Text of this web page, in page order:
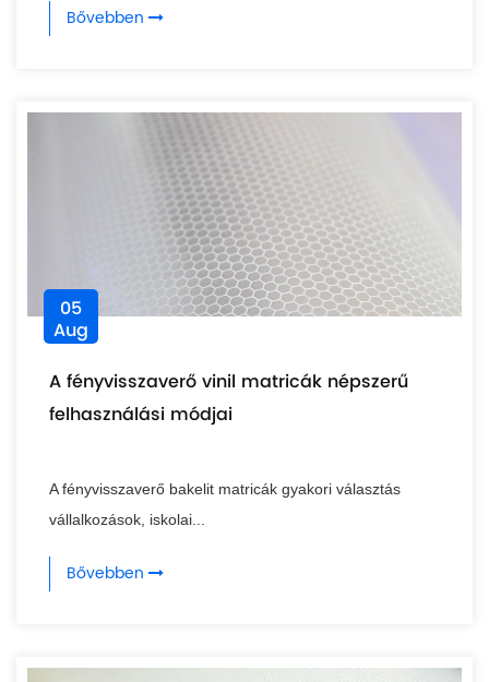
Bővebben
05
Aug
A fényvisszaverő vinil matricák népszerű
felhasználási módjai
A fényvisszaverő bakelit matricák gyakori választás
vállalkozások, iskolai...
Bővebben